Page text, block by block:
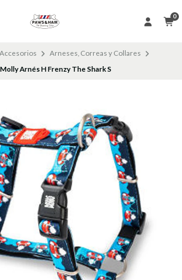
0
Accesorios
Arneses, Correas y Collares
Arnés H Frenzy The Shark S